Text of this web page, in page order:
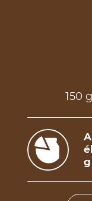
150